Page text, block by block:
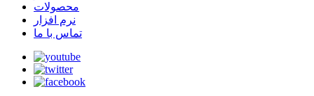
محصولات
نرم افزار
تماس با ما